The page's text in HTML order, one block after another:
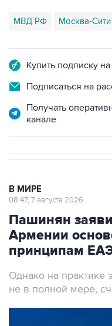
Подписаться на
Получать
Пашинян
Армении
принципам
Однако на практике